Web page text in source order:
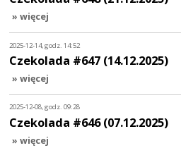
» więcej
2025-12-14, godz. 14:52
Czekolada #647 (14.12.2025)
» więcej
2025-12-08, godz. 09:28
Czekolada #646 (07.12.2025)
» więcej